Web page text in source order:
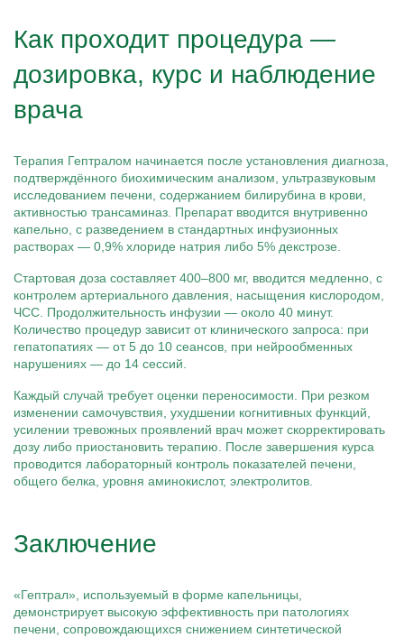
Как проходит процедура —
дозировка, курс и наблюдение
врача
Терапия Гептралом начинается после установления диагноза,
подтверждённого биохимическим анализом, ультразвуковым
исследованием печени, содержанием билирубина в крови,
активностью трансаминаз. Препарат вводится внутривенно
капельно, с разведением в стандартных инфузионных
растворах — 0,9% хлориде натрия либо 5% декстрозе.
Стартовая доза составляет 400–800 мг, вводится медленно, с
контролем артериального давления, насыщения кислородом,
ЧСС. Продолжительность инфузии — около 40 минут.
Количество процедур зависит от клинического запроса: при
гепатопатиях — от 5 до 10 сеансов, при нейрообменных
нарушениях — до 14 сессий.
Каждый случай требует оценки переносимости. При резком
изменении самочувствия, ухудшении когнитивных функций,
усилении тревожных проявлений врач может скорректировать
дозу либо приостановить терапию. После завершения курса
проводится лабораторный контроль показателей печени,
общего белка, уровня аминокислот, электролитов.
Заключение
«Гептрал», используемый в форме капельницы,
демонстрирует высокую эффективность при патологиях
печени, сопровождающихся снижением синтетической